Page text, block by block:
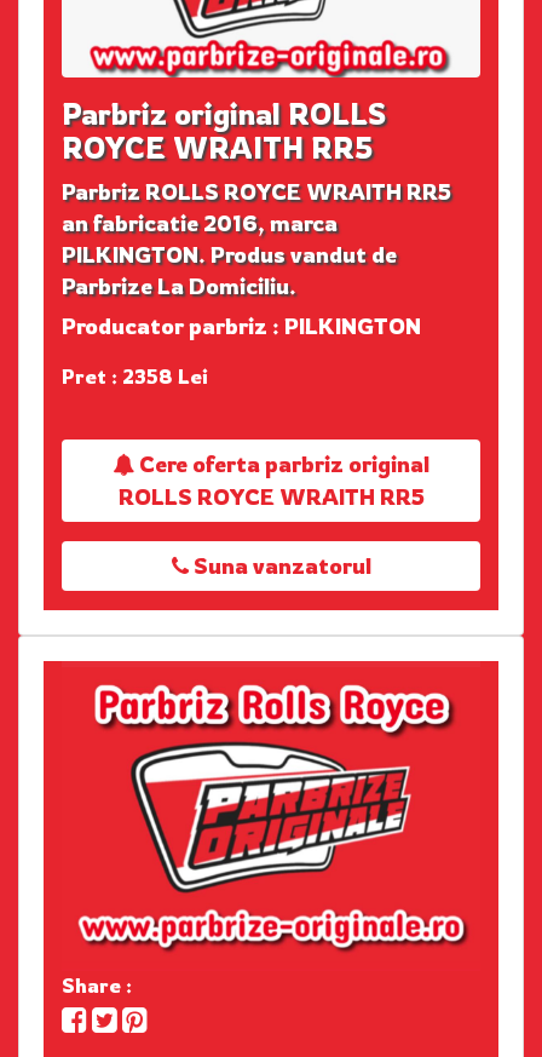
Parbriz original ROLLS
ROYCE WRAITH RR5
Parbriz ROLLS ROYCE WRAITH RR5
an fabricatie 2016, marca
PILKINGTON. Produs vandut de
Parbrize La Domiciliu.
Producator parbriz : PILKINGTON
Pret : 2358 Lei
Cere oferta parbriz original
ROLLS ROYCE WRAITH RR5
Suna vanzatorul
Share :